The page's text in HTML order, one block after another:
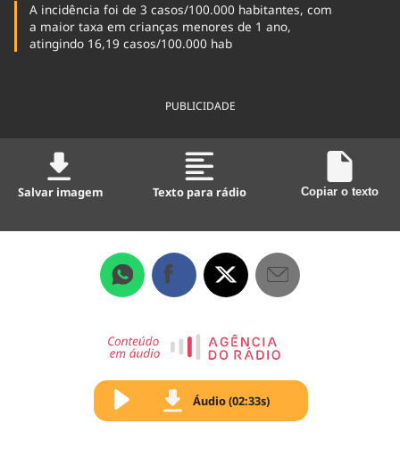
A incidência foi de 3 casos/100.000 habitantes, com
a maior taxa em crianças menores de 1 ano,
atingindo 16,19 casos/100.000 hab
PUBLICIDADE
Salvar imagem Texto para rádio Copiar o texto
Áudio (02:33s)